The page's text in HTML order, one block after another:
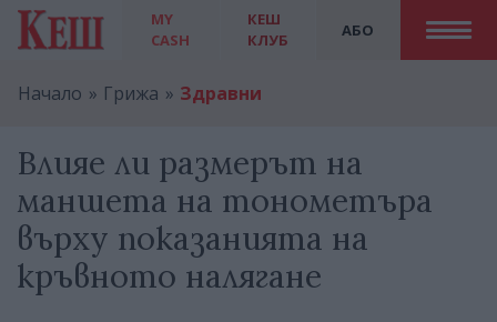
MY
CASH
АБО
КЕШ
КЛУБ
Начало Грижа Здравни
Влияе ли размерът на
маншета на тонометъра
върху показанията на
кръвното налягане